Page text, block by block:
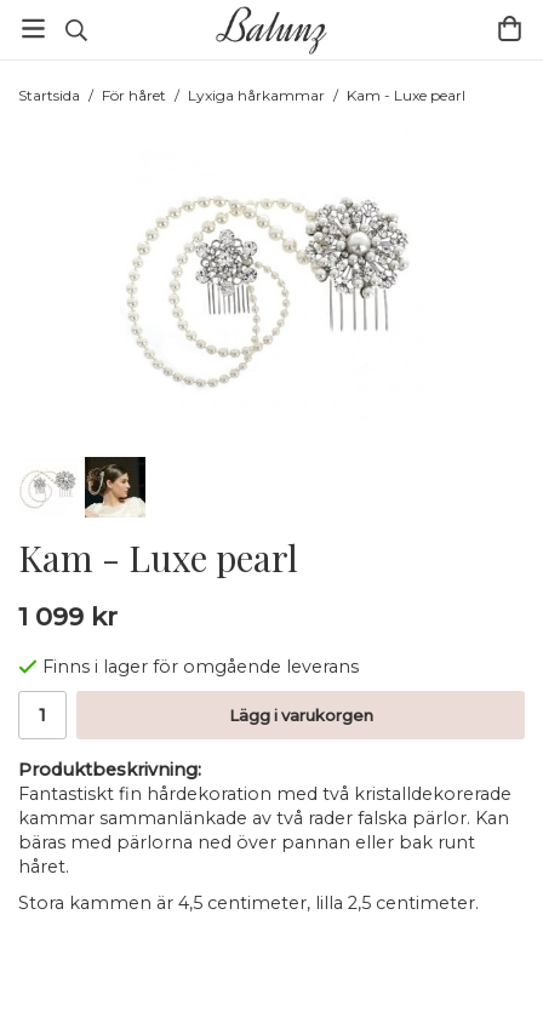
Startsida / För håret / Lyxiga hårkammar / Kam - Luxe pearl
Kam - Luxe pearl
1 099 kr
Finns i lager för omgående leverans
Lägg i varukorgen
Produktbeskrivning:
Fantastiskt fin hårdekoration med två kristalldekorerade
kammar sammanlänkade av två rader falska pärlor. Kan
bäras med pärlorna ned över pannan eller bak runt
håret.
Stora kammen är 4,5 centimeter, lilla 2,5 centimeter.